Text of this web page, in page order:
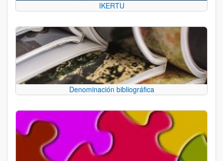
IKERTU
Denominación bibliográfica